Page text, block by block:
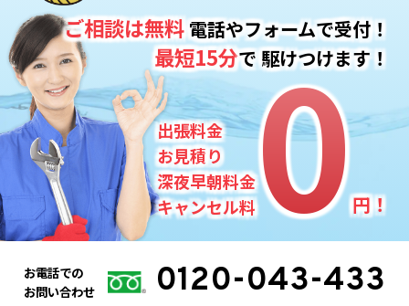
出張料金
お見積り
深夜早朝料金
キャンセル料0
0円！
ご相談は無料電話やフォームで受付！
最短15分で駆けつけます！
お電話での
お問い合わせ
0120-043-433